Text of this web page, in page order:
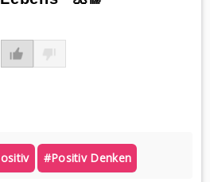
#positiv Denken